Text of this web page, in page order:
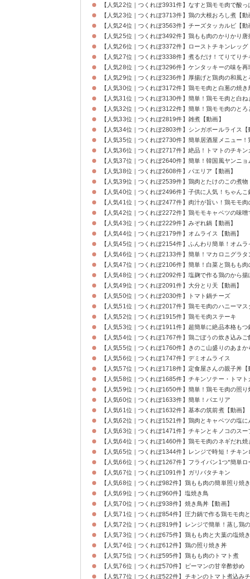
【人気22位｜つくれぽ3931件】なすと鶏モモ肉で酸っ
【人気23位｜つくれぽ3713件】鶏の大根おろし煮【動
【人気24位｜つくれぽ3563件】チーズタッカルビ【動
【人気25位｜つくれぽ3492件】鶏もも肉のかりかり唐
【人気26位｜つくれぽ3372件】ローストチキンレッグ
【人気27位｜つくれぽ3338件】煮るだけ！てりてりチ
【人気28位｜つくれぽ3296件】ケンタッキーの味を
【人気29位｜つくれぽ3236件】厚揚げと鶏肉の和風と
【人気30位｜つくれぽ3172件】鶏モモ肉と白葱の焼き
【人気31位｜つくれぽ3130件】簡単！鶏モモ肉と白ね
【人気32位｜つくれぽ3122件】簡単！鶏モモ肉のとろ
【人気33位｜つくれぽ2819件】雑煮【動画】
【人気34位｜つくれぽ2803件】シンガポールライス【
【人気35位｜つくれぽ2730件】簡単居酒屋メニュー！
【人気36位｜つくれぽ2717件】絶品！トマトのチキン
【人気37位｜つくれぽ2640件】簡単！韓国風ヤンニョ
【人気38位｜つくれぽ2608件】パエリア【動画】
【人気39位｜つくれぽ2539件】鶏肉とたけのこの煮物
【人気40位｜つくれぽ2496件】子供に人気！ちゃんこ
【人気41位｜つくれぽ2477件】肉汁が旨い！鶏モモ肉
【人気42位｜つくれぽ2272件】鶏モモキャベツの味噌
【人気43位｜つくれぽ2229件】みぞれ鍋【動画】
【人気44位｜つくれぽ2179件】オムライス【動画】
【人気45位｜つくれぽ2154件】ふんわり簡単！オムラ
【人気46位｜つくれぽ2133件】簡単！マカロニグラタ
【人気47位｜つくれぽ2106件】簡単！白菜と鶏もも
【人気48位｜つくれぽ2092件】塩麹で作る鶏のから揚
【人気49位｜つくれぽ2091件】大分とり天【動画】
【人気50位｜つくれぽ2030件】トマト鍋チーズ
【人気51位｜つくれぽ2017件】鶏モモ肉のハニーマス
【人気52位｜つくれぽ1915件】鶏モモ肉ステーキ
【人気53位｜つくれぽ1911件】超簡単に絶品本格もつ
【人気54位｜つくれぽ1767件】鶏ごぼうの炊き込みご
【人気55位｜つくれぽ1760件】きのこ山盛りのあまか
【人気56位｜つくれぽ1747件】デミオムライス
【人気57位｜つくれぽ1718件】定食屋さんの親子丼【
【人気58位｜つくれぽ1685件】チキンソテー・トマト
【人気59位｜つくれぽ1650件】簡単！鶏モモ肉の照り
【人気60位｜つくれぽ1633件】簡単！パエリア
【人気61位｜つくれぽ1632件】基本の筑前煮【動画】
【人気62位｜つくれぽ1521件】鶏肉とキャベツの塩に
【人気63位｜つくれぽ1471件】チキンとキノコのスー
【人気64位｜つくれぽ1460件】鶏モモ肉のネギだれ焼
【人気65位｜つくれぽ1344件】レンジで時短！チキン
【人気66位｜つくれぽ1267件】フライパン1つ*簡単ロ
【人気67位｜つくれぽ1091件】ガリバタチキン
【人気68位｜つくれぽ982件】鶏もも肉の簡単照り焼き
【人気69位｜つくれぽ960件】塩焼き鳥
【人気70位｜つくれぽ938件】焼き鳥丼【動画】
【人気71位｜つくれぽ854件】圧力鍋で作る鶏モモ肉
【人気72位｜つくれぽ819件】レンジで簡単！蒸し鶏
【人気73位｜つくれぽ675件】鶏もも肉と大葉の塩焼き
【人気74位｜つくれぽ612件】鶏の照り焼き丼
【人気75位｜つくれぽ595件】鶏もも肉のトマト煮
【人気76位｜つくれぽ570件】ピーマンの甘辛酢炒め
【人気77位｜つくれぽ522件】チキンのトマト煮込み